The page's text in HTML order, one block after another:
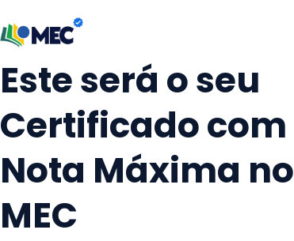
Este será o seu
Certificado com
Nota Máxima no
MEC